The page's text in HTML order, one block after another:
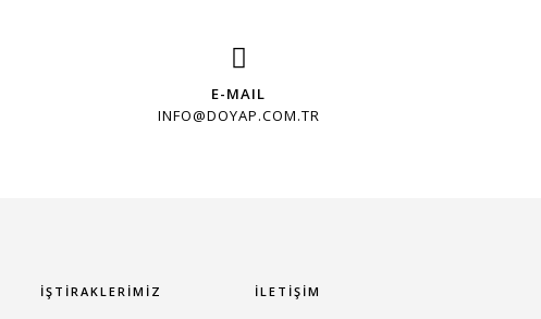
E-MAIL
INFO@DOYAP.COM.TR
İŞTİRAKLERİMİZ İLETİŞİM